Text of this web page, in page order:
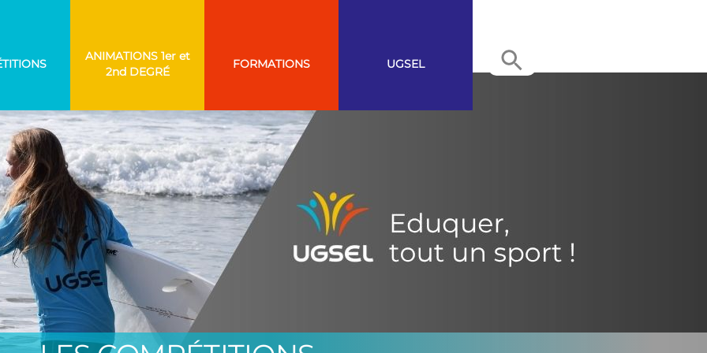
ANIMATIONS
FORMATIONS UGSEL